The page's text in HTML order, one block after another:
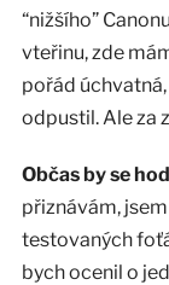
“nižšího”
vteřinu, zde
pořád
odpustil. Ale za
Občas by se
přiznávám,
testovaných
bych ocenil o